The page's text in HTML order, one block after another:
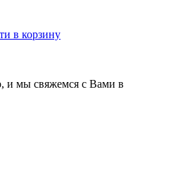
в корзину
и мы свяжемся с Вами в